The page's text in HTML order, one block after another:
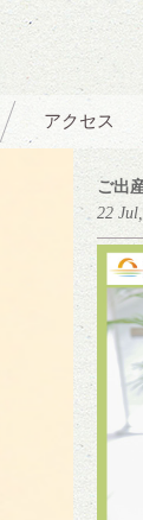
アクセス
ご出
22